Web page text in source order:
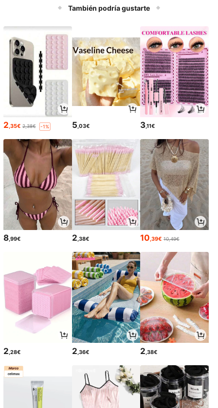
tículos esenciales para automóvilTambién podría gustarte
2,35€ 2,38€ -1% 5,03€ 3,11€
8,99€ 2,38€ 10,39€ 10,49€
2 ,28€ 2 ,36€ 2 ,38€